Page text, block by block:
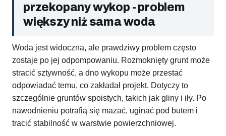
przekopany wykop - problem
większy niż sama woda
Woda jest widoczna, ale prawdziwy problem często
zostaje po jej odpompowaniu. Rozmoknięty grunt może
stracić sztywność, a dno wykopu może przestać
odpowiadać temu, co zakładał projekt. Dotyczy to
szczególnie gruntów spoistych, takich jak gliny i iły. Po
nawodnieniu potrafią się mazać, uginać pod butem i
tracić stabilność w warstwie powierzchniowej.